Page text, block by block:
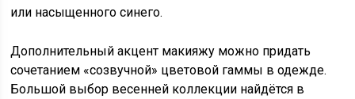
или насыщенного синего.
Дополнительный акцент макияжу можно придать
сочетанием «созвучной» цветовой гаммы в одежде.
Большой выбор весенней коллекции найдётся в